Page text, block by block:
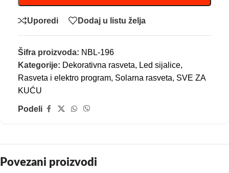
Uporedi Dodaj u listu želja
Šifra proizvoda: NBL-196
Kategorije: Dekorativna rasveta, Led sijalice,
Rasveta i elektro program, Solarna rasveta, SVE ZA
KUĆU
Podeli
Povezani proizvodi